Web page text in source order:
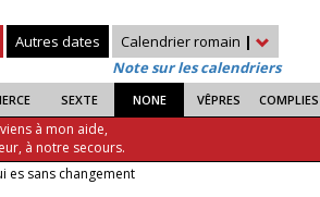
Autres dates Calendrier romain |
Note sur les calendriers
SEXTE NONE VÊPRES COMPLIES
à mon aide,
à notre secours.
es sans changement